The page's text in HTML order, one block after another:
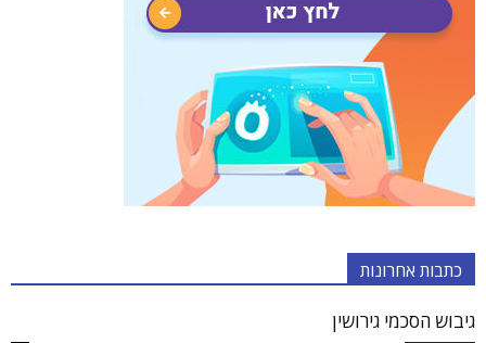
כתבות אחרונות
גיבוש הסכמי גירושין